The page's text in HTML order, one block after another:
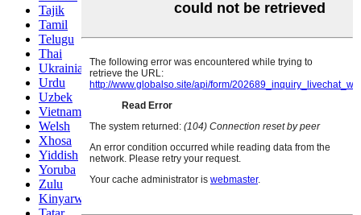
Tajik
Tamil
Telugu
Thai
Ukrainian
Urdu
Uzbek
Vietnamese
Welsh
Xhosa
Yiddish
Yoruba
Zulu
Kinyarwanda